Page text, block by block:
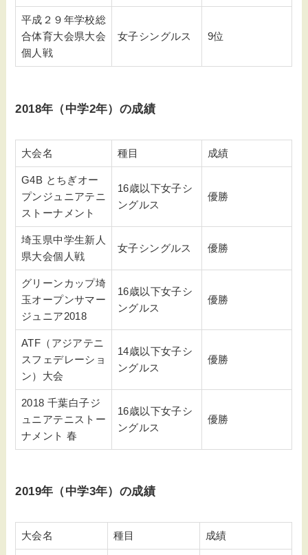
平成２９年学校総
合体育大会県大会
個人戦
女子シングルス 9位
2018年（中学2年）の成績
大会名 種目 成績
G4B とちぎオー
プンジュニアテニ
ストーナメント
16歳以下女子シ
ングルス
優勝
埼玉県中学生新人
県大会個人戦
女子シングルス 優勝
グリーンカップ埼
玉オープンサマー
ジュニア2018
16歳以下女子シ
ングルス
優勝
ATF（アジアテニ
スフェデレーショ
ン）大会
14歳以下女子シ
ングルス
優勝
2018 千葉白子ジ
ュニアテニストー
ナメント 春
16歳以下女子シ
ングルス
優勝
2019年（中学3年）の成績
大会名 種目 成績